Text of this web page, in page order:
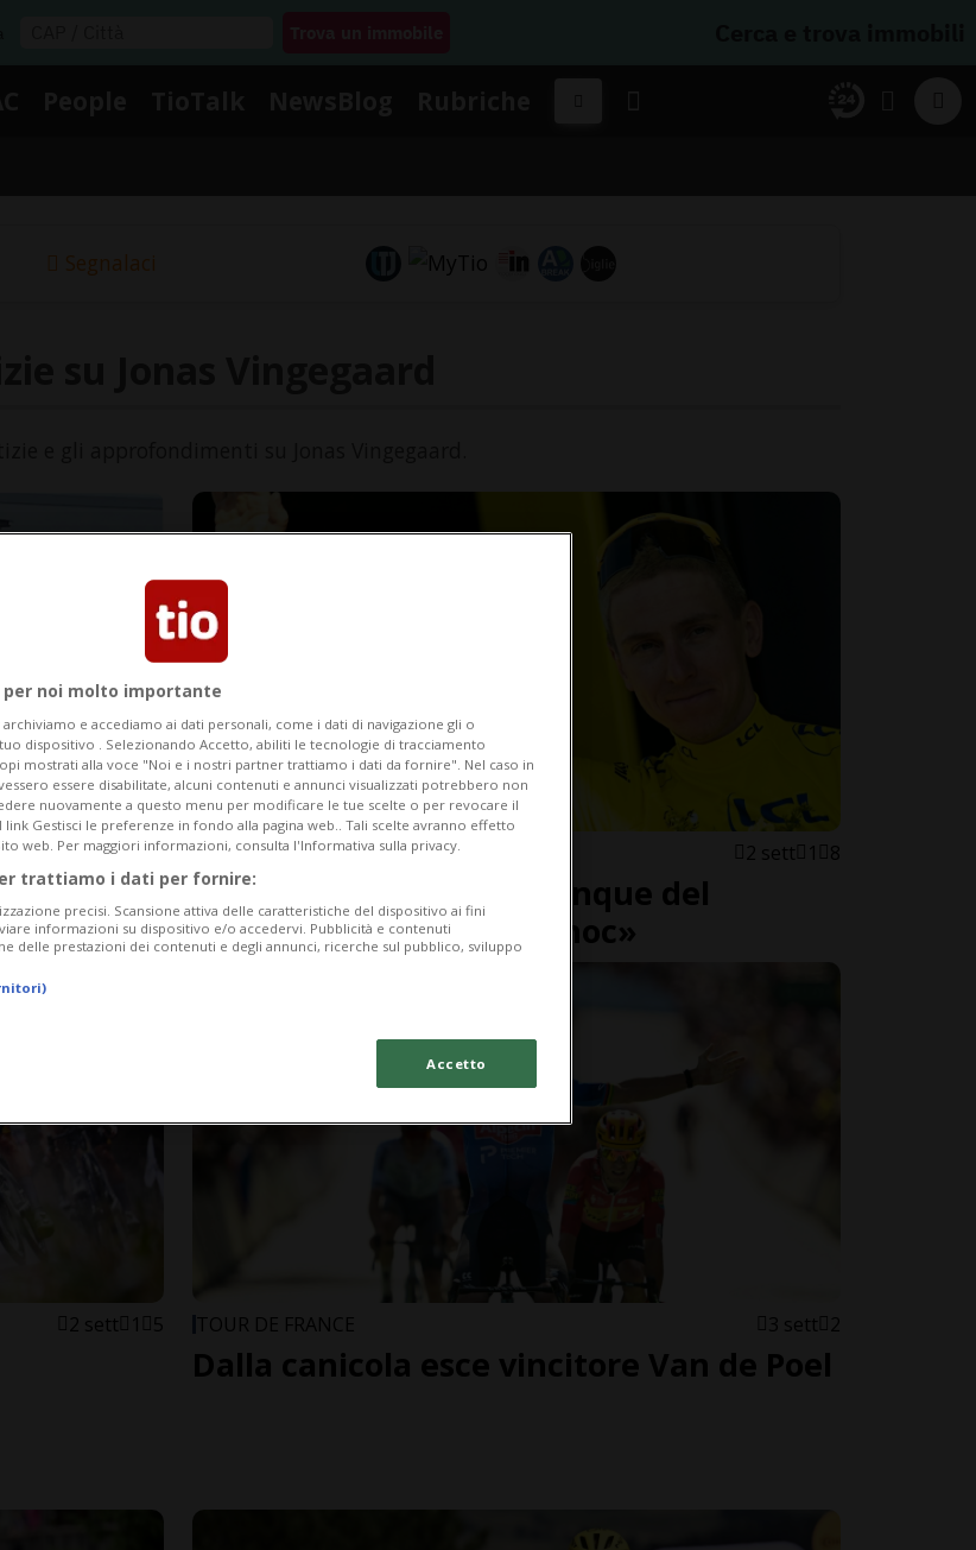
Segnalaci
2 sett 8 8
il caso:
TOUR DE FRANCE 2 sett 1 8
Pogacar svegliato alle cinque del
mattino: «È stato uno choc»
2 sett 1 5 TOUR DE FRANCE 3 sett 2
Dalla canicola esce vincitore Van de Poel
per noi molto importante
e accediamo ai dati personali, come i dati di navigazione gli o
dispositivo . Selezionando Accetto, abiliti le tecnologie di tracciamento
mostrati alla voce "Noi e i nostri partner trattiamo i dati da fornire". Nel caso in
essere disabilitate, alcuni contenuti e annunci visualizzati potrebbero non
nuovamente a questo menu per modificare le tue scelte o per revocare il
link Gestisci le preferenze in fondo alla pagina web.. Tali scelte avranno effetto
web. Per maggiori informazioni, consulta l'Informativa sulla privacy.
trattiamo i dati per fornire:
precisi. Scansione attiva delle caratteristiche del dispositivo ai fini
informazioni su dispositivo e/o accedervi. Pubblicità e contenuti
delle prestazioni dei contenuti e degli annunci, ricerche sul pubblico, sviluppo
Accetto